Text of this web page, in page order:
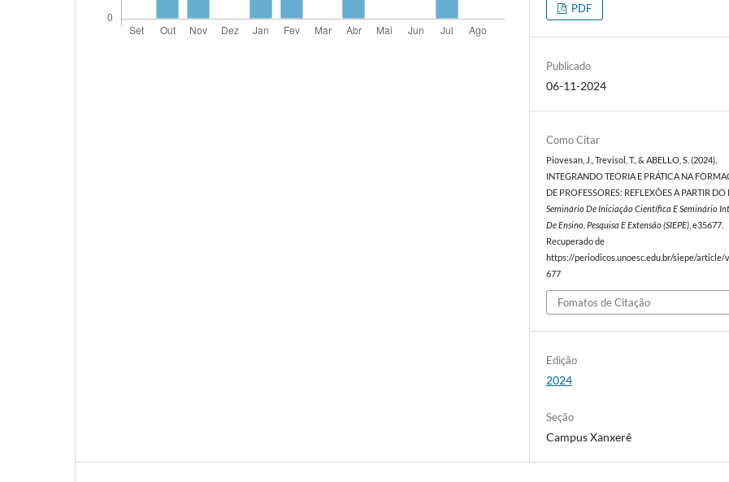
PDF
Publicado
06-11-2024
Como Citar
Piovesan, J., Trevisol, T., & ABELLO, S. (2024).
INTEGRANDO TEORIA E PRÁTICA NA
DE PROFESSORES: REFLEXÕES A PARTIR DO
Seminário De Iniciação Científica E Seminário
De Ensino, Pesquisa E Extensão (SIEPE) , e35677.
Recuperado de
https://periodicos.unoesc.edu.br/siepe/article/
677
Fomatos de Citação
Edição
2024
Seção
Campus Xanxerê